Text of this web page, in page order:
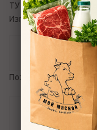
ТУ BY 400068241.229
Изготовитель:
Отзывы
Пожалуйста,
Задать вопрос